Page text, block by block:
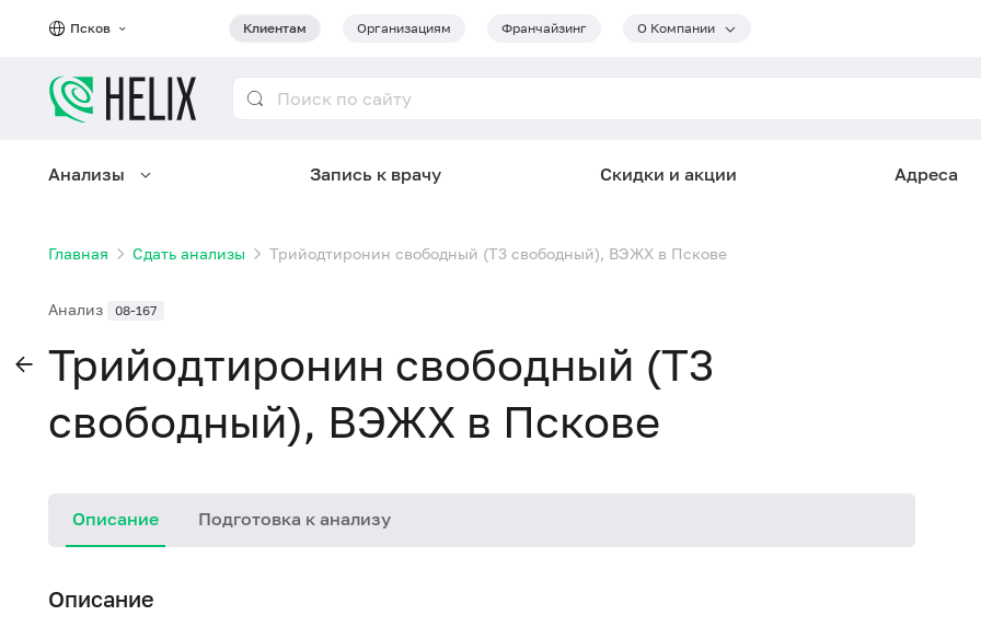
Псков Клиентам Организациям Франчайзинг О Компании
Анализы Запись к врачу Скидки и акции Адреса
Главная Сдать анализы Трийодтиронин свободный (Т3 свободный), ВЭЖХ в Пскове
Анализ 08-167
Трийодтиронин свободный (Т3
свободный), ВЭЖХ в Пскове
Описание Подготовка к анализу
Описание